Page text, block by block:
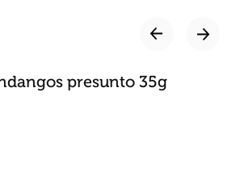
presunto 35g